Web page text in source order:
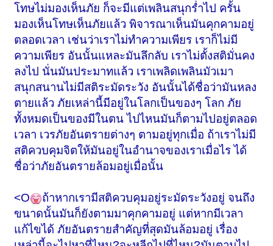
โทษไม่มองเห็นภัย ก็จะมีแต่เพลินสนุกร่ำไป ครั้น
มองเห็นโทษเห็นภัยแล้ว พิจารณาเห็นมันคุกคามอยู่
ตลอดเวลา เช่นว่าเราไม่ทำความเพียร เราก็ไม่มี
ความเพียร อันนั้นแหละมันลึกลับ เราไม่ตั้งสติมั่นคง
ลงไป นั่นมันประมาทแล้ว เราเพลิดเพลินมัวเมา
สนุกสนานไม่มีสติระมัดระวัง อันนั้นได้ชื่อว่ามันหลง
ตายแล้ว ภัยเหล่านี้มีอยู่ในโลกเป็นของๆ โลก ภัย
ทั้งหมดเป็นของมีในตน ไปไหนมันก็ตามไปอยู่ตลอด
เวลา เวรภัยอันตรายต่างๆ ตามอยู่ทุกเมื่อ ถ้าเราไม่มี
สติควบคุมจิตให้มันอยู่ในอำนาจของเราเมื่อไร ได้
ชื่อว่าภัยอันตรายล้อมอยู่เมื่อนั้น
<O
ถ้าหากเรามีสติควบคุมอยู่ระมัดระวังอยู่ จนถึง
ขนาดนั้นมันก็ยังตามมาคุกคามอยู่ แต่หากมีเวลา
แก้ไขได้ ภัยอันตรายสำคัญที่สุดมันล้อมอยู่ เรื่อง